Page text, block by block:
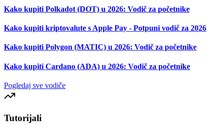
Kako kupiti Polkadot (DOT) u 2026: Vodič za početnike
Kako kupiti kriptovalute s Apple Pay - Potpuni vodič za 2026
Kako kupiti Polygon (MATIC) u 2026: Vodič za početnike
Kako kupiti Cardano (ADA) u 2026: Vodič za početnike
Pogledaj sve vodiče
Tutorijali